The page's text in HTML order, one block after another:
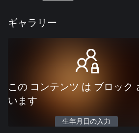
ギャラリー
この コンテンツ は ブロック
います
生年月日の入力